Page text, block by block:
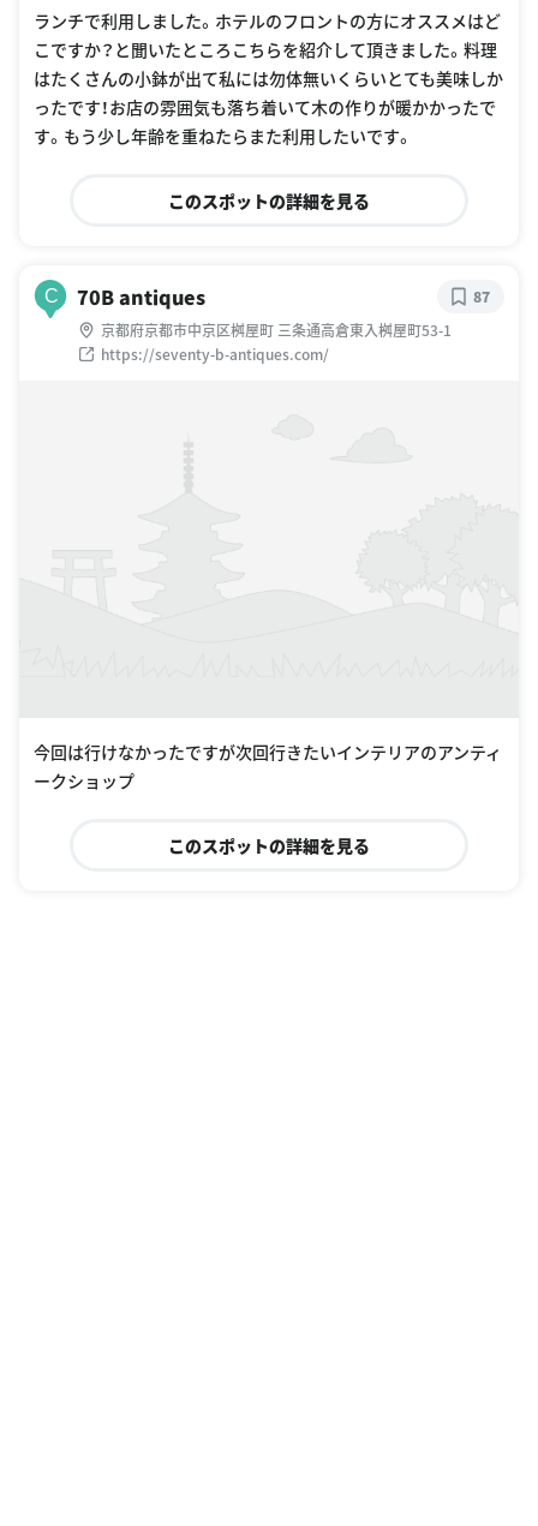
ランチで利用しました。ホテルのフロントの方にオススメはど
こですか？と聞いたところこちらを紹介して頂きました。料理
はたくさんの小鉢が出て私には勿体無いくらいとても美味しか
ったです！お店の雰囲気も落ち着いて木の作りが暖かかったで
す。もう少し年齢を重ねたらまた利用したいです。
このスポットの詳細を見る
C 70B antiques
京都府京都市中京区桝屋町 三条通高倉東入桝屋町53-1
https://seventy-b-antiques.com/
87
今回は行けなかったですが次回行きたいインテリアのアンティ
ークショップ
このスポットの詳細を見る